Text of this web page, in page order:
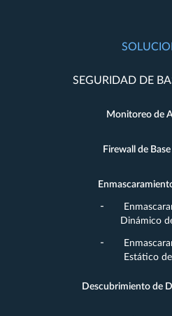
SEGURIDAD DE
Monitoreo de
Firewall de
Dinámico
Estático
Descubrimiento de